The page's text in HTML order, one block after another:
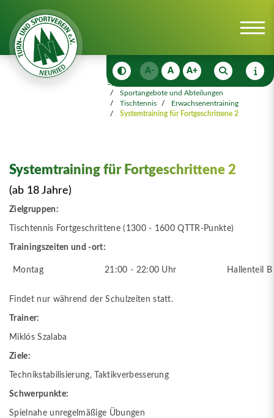
A- A A+
Sportangebot
Sportangebote und Abteilungen
Tischtennis
Erwachsenentraining
Systemtraining für Fortgeschrittene 2
Systemtraining für Fortgeschrittene 2
(ab 18 Jahre)
Zielgruppen:
Tischtennis Fortgeschrittene (1300 - 1600 QTTR-Punkte)
Trainingszeiten und -ort:
Montag 21:00 - 22:00 Uhr Hallenteil B
Findet nur während der Schulzeiten statt.
Trainer:
Miklós Szalaba
Ziele:
Technikstabilisierung, Taktikverbesserung
Schwerpunkte:
Spielnahe unregelmäßige Übungen